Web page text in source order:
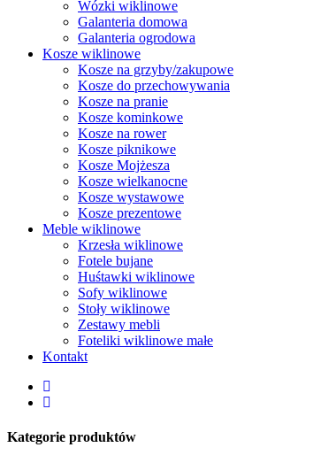
Wózki wiklinowe
Galanteria domowa
Galanteria ogrodowa
Kosze wiklinowe
Kosze na grzyby/zakupowe
Kosze do przechowywania
Kosze na pranie
Kosze kominkowe
Kosze na rower
Kosze piknikowe
Kosze Mojżesza
Kosze wielkanocne
Kosze wystawowe
Kosze prezentowe
Meble wiklinowe
Krzesła wiklinowe
Fotele bujane
Huśtawki wiklinowe
Sofy wiklinowe
Stoły wiklinowe
Zestawy mebli
Foteliki wiklinowe małe
Kontakt
Kategorie produktów